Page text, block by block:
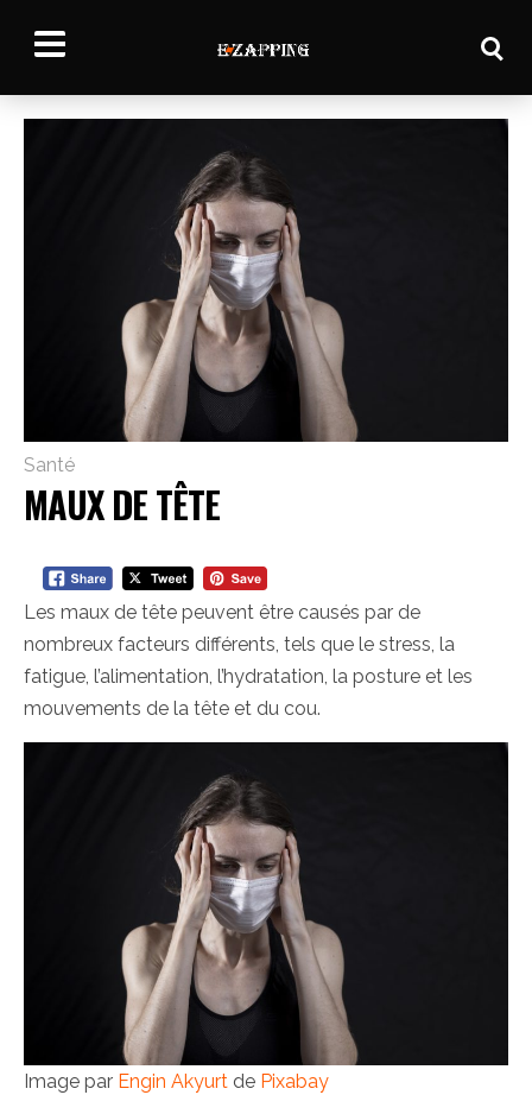
Santé
MAUX DE TÊTE
Les maux de tête peuvent être causés par de
nombreux facteurs différents, tels que le stress, la
fatigue, l’alimentation, l’hydratation, la posture et les
mouvements de la tête et du cou.
Image par Engin Akyurt de Pixabay